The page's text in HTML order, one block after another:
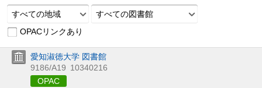
すべての地域
すべての図書館
OPACリンクあり
愛知淑徳大学 図書館
9186/A19 10340216
OPAC